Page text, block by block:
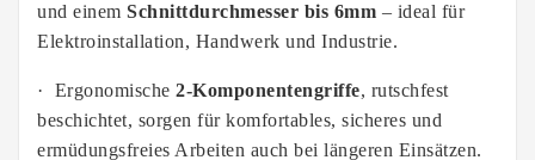
und einem Schnittdurchmesser bis 6mm – ideal für
Elektroinstallation, Handwerk und Industrie.
· Ergonomische 2-Komponentengriffe, rutschfest
beschichtet, sorgen für komfortables, sicheres und
ermüdungsfreies Arbeiten auch bei längeren Einsätzen.